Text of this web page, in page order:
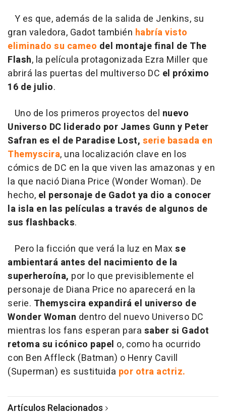
Y es que, además de la salida de Jenkins, su
gran valedora, Gadot también habría visto
eliminado su cameo del montaje final de The
Flash, la película protagonizada Ezra Miller que
abrirá las puertas del multiverso DC el próximo
16 de julio.
Uno de los primeros proyectos del nuevo
Universo DC liderado por James Gunn y Peter
Safran es el de Paradise Lost, serie basada en
Themyscira, una localización clave en los
cómics de DC en la que viven las amazonas y en
la que nació Diana Price (Wonder Woman). De
hecho, el personaje de Gadot ya dio a conocer
la isla en las películas a través de algunos de
sus flashbacks.
Pero la ficción que verá la luz en Maxse
ambientará antes del nacimiento de la
superheroína, por lo que previsiblemente el
personaje de Diana Price no aparecerá en la
serie. Themyscira expandirá el universo de
Wonder Woman dentro del nuevo Universo DC
mientras los fans esperan para saber si Gadot
retoma su icónico papel o, como ha ocurrido
con Ben Affleck (Batman) o Henry Cavill
(Superman) es sustituida por otra actriz.
Artículos Relacionados